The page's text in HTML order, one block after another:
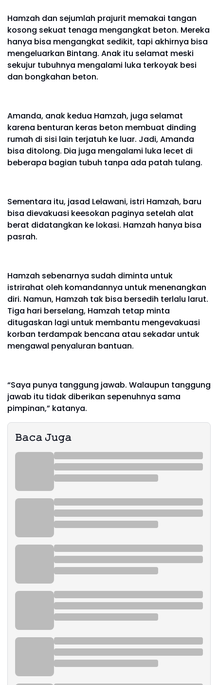
Hamzah dan sejumlah prajurit memakai tangan
kosong sekuat tenaga mengangkat beton. Mereka
hanya bisa mengangkat sedikit, tapi akhirnya bisa
mengeluarkan Bintang. Anak itu selamat meski
sekujur tubuhnya mengalami luka terkoyak besi
dan bongkahan beton.
Amanda, anak kedua Hamzah, juga selamat
karena benturan keras beton membuat dinding
rumah di sisi lain terjatuh ke luar. Jadi, Amanda
bisa ditolong. Dia juga mengalami luka lecet di
beberapa bagian tubuh tanpa ada patah tulang.
Sementara itu, jasad Lelawani, istri Hamzah, baru
bisa dievakuasi keesokan paginya setelah alat
berat didatangkan ke lokasi. Hamzah hanya bisa
pasrah.
Hamzah sebenarnya sudah diminta untuk
istrirahat oleh komandannya untuk menenangkan
diri. Namun, Hamzah tak bisa bersedih terlalu larut.
Tiga hari berselang, Hamzah tetap minta
ditugaskan lagi untuk membantu mengevakuasi
korban terdampak bencana atau sekadar untuk
mengawal penyaluran bantuan.
“Saya punya tanggung jawab. Walaupun tanggung
jawab itu tidak diberikan sepenuhnya sama
pimpinan,” katanya.
𝙱𝚊𝚌𝚊 𝙹𝚞𝚐𝚊